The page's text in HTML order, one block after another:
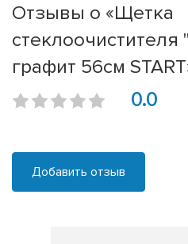
Отзывы о «Щетка
стеклоочистителя
графит 56см
0.0
Добавить отзыв